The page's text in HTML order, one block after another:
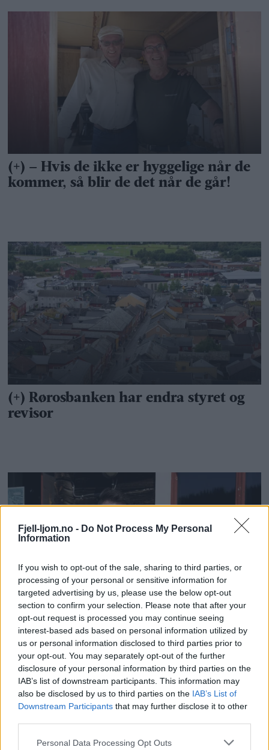
Fjell-ljom.no - Do Not Process My Personal
Information
If you wish to opt-out of the sale, sharing to third parties, or
processing of your personal or sensitive information for
targeted advertising by us, please use the below opt-out
section to confirm your selection. Please note that after your
opt-out request is processed you may continue seeing
interest-based ads based on personal information utilized by
us or personal information disclosed to third parties prior to
your opt-out. You may separately opt-out of the further
disclosure of your personal information by third parties on the
IAB’s list of downstream participants. This information may
also be disclosed by us to third parties on the IAB’s List of
Downstream Participants that may further disclose it to other
Personal Data Processing Opt Outs